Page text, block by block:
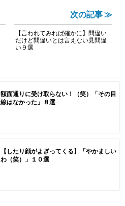
次の記事 ≫
【言われてみれば確かに】間違い
だけど間違いとは言えない見間違
い９選
額面通りに受け取らない！（笑）「その目
線はなかった」８選
【したり顔がよぎってくる】「やかましい
わ（笑）」１０選